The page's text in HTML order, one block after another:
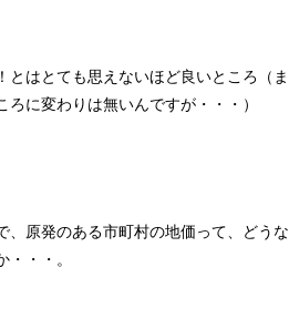
とはとても思えないほど良いところ（ま
ろに変わりは無いんですが・・・）
、原発のある市町村の地価って、どうな
・・。